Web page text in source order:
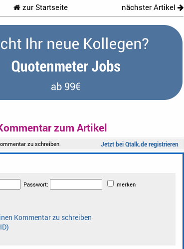
zur Startseite nächster Artikel
zum Artikel